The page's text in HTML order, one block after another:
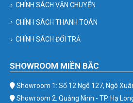
CHÍNH SÁCH VẬN CHUYỂN
CHÍNH SÁCH THANH TOÁN
CHÍNH SÁCH ĐỔI TRẢ
SHOWROOM MIỀN BẮC
Showroom 1: Số 12 Ngõ 127, Ngô
Showroom 2: Quảng Ninh - TP. Hạ